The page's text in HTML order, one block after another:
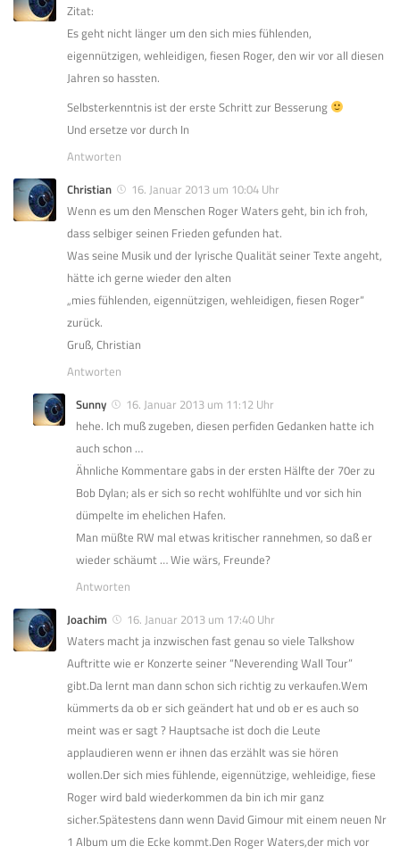
Zitat:
Es geht nicht länger um den sich mies fühlenden,
eigennützigen, wehleidigen, fiesen Roger, den wir vor all diesen
Jahren so hassten.
Selbsterkenntnis ist der erste Schritt zur Besserung
Und ersetze vor durch In
Antworten
Christian
16. Januar 2013 um 10:04 Uhr
Wenn es um den Menschen Roger Waters geht, bin ich froh,
dass selbiger seinen Frieden gefunden hat.
Was seine Musik und der lyrische Qualität seiner Texte angeht,
hätte ich gerne wieder den alten
„mies fühlenden, eigennützigen, wehleidigen, fiesen Roger“
zurück.
Gruß, Christian
Antworten
Sunny
16. Januar 2013 um 11:12 Uhr
hehe. Ich muß zugeben, diesen perfiden Gedanken hatte ich
auch schon …
Ähnliche Kommentare gabs in der ersten Hälfte der 70er zu
Bob Dylan; als er sich so recht wohlfühlte und vor sich hin
dümpelte im ehelichen Hafen.
Man müßte RW mal etwas kritischer rannehmen, so daß er
wieder schäumt … Wie wärs, Freunde?
Antworten
Joachim
16. Januar 2013 um 17:40 Uhr
Waters macht ja inzwischen fast genau so viele Talkshow
Auftritte wie er Konzerte seiner “Neverending Wall Tour”
gibt.Da lernt man dann schon sich richtig zu verkaufen.Wem
kümmerts da ob er sich geändert hat und ob er es auch so
meint was er sagt ? Hauptsache ist doch die Leute
applaudieren wenn er ihnen das erzählt was sie hören
wollen.Der sich mies fühlende, eigennützige, wehleidige, fiese
Roger wird bald wiederkommen da bin ich mir ganz
sicher.Spätestens dann wenn David Gimour mit einem neuen Nr
1 Album um die Ecke kommt.Den Roger Waters,der mich vor